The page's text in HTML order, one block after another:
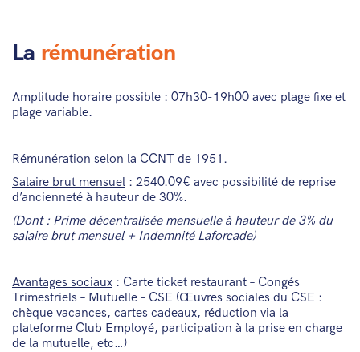
La rémunération
Amplitude horaire possible : 07h30-19h00 avec plage fixe et
plage variable.
Rémunération selon la CCNT de 1951.
Salaire brut mensuel : 2540.09€ avec possibilité de reprise
d’ancienneté à hauteur de 30%.
(Dont : Prime décentralisée mensuelle à hauteur de 3% du
salaire brut mensuel + Indemnité Laforcade)
Avantages sociaux : Carte ticket restaurant – Congés
Trimestriels – Mutuelle – CSE (Œuvres sociales du CSE :
chèque vacances, cartes cadeaux, réduction via la
plateforme Club Employé, participation à la prise en charge
de la mutuelle, etc…)